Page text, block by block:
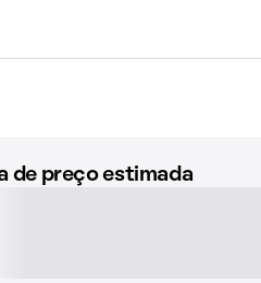
de preço estimada